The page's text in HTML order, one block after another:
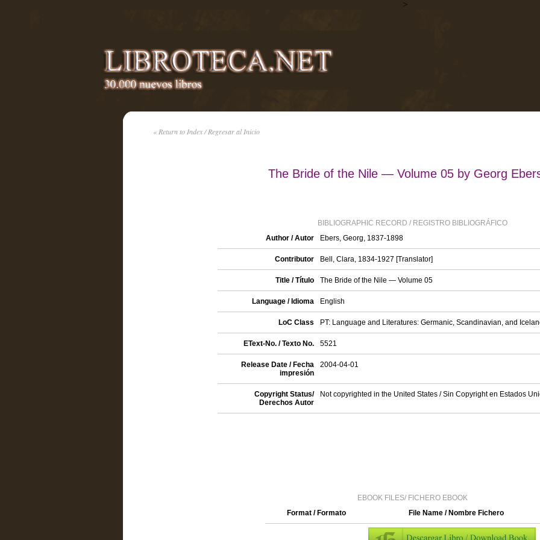
>
« Return to Index / Regresar al Inicio
The Bride of the Nile — Volume 05 by Georg
BIBLIOGRAPHIC RECORD / REGISTRO BIBLIOGRÁFICO
Author / Autor
Ebers, Georg, 1837-1898
Contributor Bell, Clara, 1834-1927 [Translator]
Title / Título The Bride of the Nile — Volume 05
Language / Idioma English
LoC Class PT: Language and Literatures: Germanic, Scandinavian, and
EText-No. / Texto No. 5521
Release Date / Fecha
impresión
2004-04-01
Copyright Status/
Derechos Autor
Not copyrighted in the United States / Sin Copyright en Estados
EBOOK FILES/ FICHERO EBOOK
Format / Formato
File Name / Nombre Fichero